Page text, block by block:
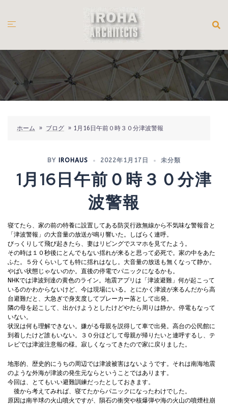
へ
ホーム » ブログ » 1月16日午前０時３０分津波警報
BY IROHAUS 2022年1月17日 未分類
1月16日午前０時３０分津
波警報
寝てたら、家の前の特養に設置してある防災行政無線から不気味な警報音と
「津波警報」の大音量の放送が鳴り響いた。しばらく連呼。
びっくりして飛び起きたら、妻はリビングでスマホを見てたよう。
その時は１０秒後にとんでもない揺れが来ると思って必死で。家の中をあた
ふた。５分くらいしても特に揺れはなし。大音量の放送も無くなって静か。
やばい状態じゃないのか。直後の停電でパニックになるかも。
NHKでは津波到達の黄色のライン。地震アプリは「津波避難」何が起こって
いるのかわからないけど、今は現場にいる。とにかく津波が来るんだから高
台避難だと、大急ぎで身支度してブレーカー落として出発。
隣の母を起こして、出かけようとしたけどやたら周りは静か。停電もなって
いない。
状況は何も理解できない。嫌がる母親を説得して車で出発。高台の公民館に
到着したけど誰もいない。３０分ほどして母親が帰りたいと連呼するし、テ
レビでは津波注意報の様。寂しくなってきたので家に戻りました。
地形的、歴史的にうちの周辺では津波被害はないようです。それは南海地震
のような外海が津波の発生元ならということではあります。
今回は、とてもいい避難訓練だったとしておきます。
後から考えてみれば、寝てたからパニックになったわけでした。
原因は南半球の火山噴火ですが、隕石の衝突や核爆弾や海の火山の噴煙柱崩